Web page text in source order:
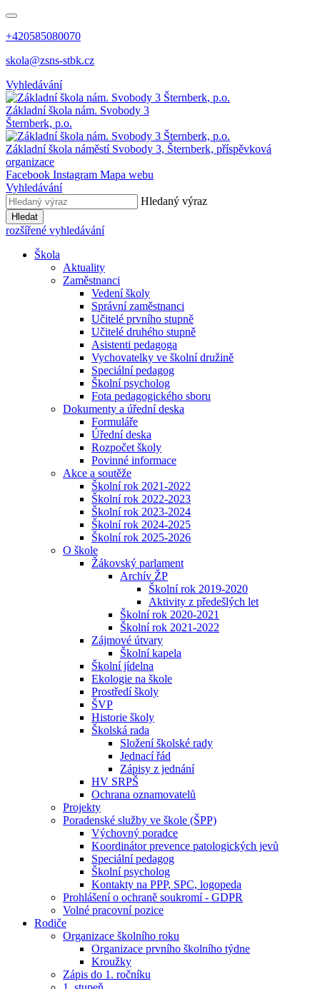
+420585080070
skola@zsns-stbk.cz
Vyhledávání
Základní škola nám. Svobody 3
Šternberk, p.o.
Základní škola náměstí Svobody 3, Šternberk, příspěvková
organizace
Facebook Instagram Mapa webu
Vyhledávání
Hledaný výraz
Hledat
rozšířené vyhledávání
Škola
Aktuality
Zaměstnanci
Vedení školy
Správní zaměstnanci
Učitelé prvního stupně
Učitelé druhého stupně
Asistenti pedagoga
Vychovatelky ve školní družině
Speciální pedagog
Školní psycholog
Fota pedagogického sboru
Dokumenty a úřední deska
Formuláře
Úřední deska
Rozpočet školy
Povinné informace
Akce a soutěže
Školní rok 2021-2022
Školní rok 2022-2023
Školní rok 2023-2024
Školní rok 2024-2025
Školní rok 2025-2026
O škole
Žákovský parlament
Archív ŽP
Školní rok 2019-2020
Aktivity z předešlých let
Školní rok 2020-2021
Školní rok 2021-2022
Zájmové útvary
Školní kapela
Školní jídelna
Ekologie na škole
Prostředí školy
ŠVP
Historie školy
Školská rada
Složení školské rady
Jednací řád
Zápisy z jednání
HV SRPŠ
Ochrana oznamovatelů
Projekty
Poradenské služby ve škole (ŠPP)
Výchovný poradce
Koordinátor prevence patologických jevů
Speciální pedagog
Školní psycholog
Kontakty na PPP, SPC, logopeda
Prohlášení o ochraně soukromí - GDPR
Volné pracovní pozice
Rodiče
Organizace školního roku
Organizace prvního školního týdne
Kroužky
Zápis do 1. ročníku